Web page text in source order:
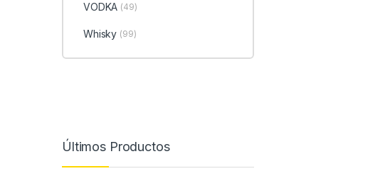
VODKA (49)
Whisky (99)
Últimos Productos